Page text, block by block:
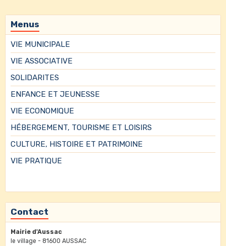
Menus
VIE MUNICIPALE
VIE ASSOCIATIVE
SOLIDARITES
ENFANCE ET JEUNESSE
VIE ECONOMIQUE
HÉBERGEMENT, TOURISME ET LOISIRS
CULTURE, HISTOIRE ET PATRIMOINE
VIE PRATIQUE
Contact
Mairie d'Aussac
le village - 81600 AUSSAC